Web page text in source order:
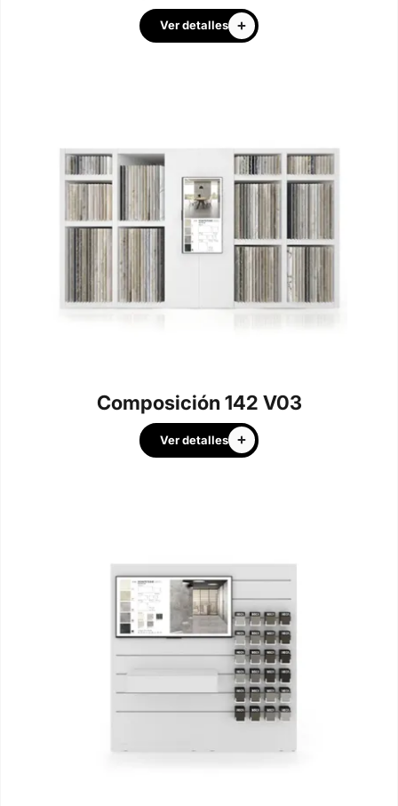
Ver detalles
Composición 142 V03
Ver detalles